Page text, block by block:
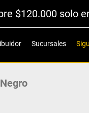
$120.000 solo
Sucursales